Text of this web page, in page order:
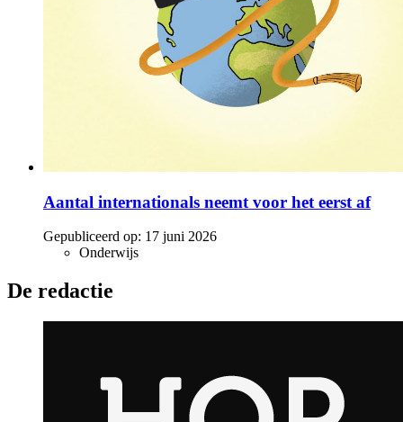
Aantal internationals neemt voor het eerst af
Gepubliceerd op: 17 juni 2026
Onderwijs
De redactie